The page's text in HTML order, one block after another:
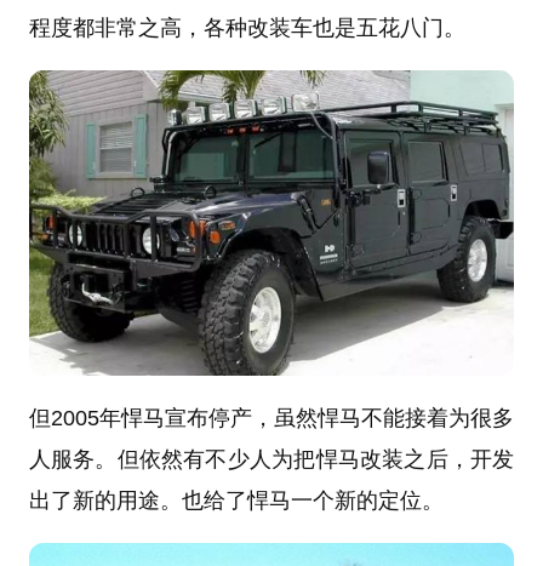
程度都非常之高，各种改装车也是五花八门。
但2005年悍马宣布停产，虽然悍马不能接着为很多
人服务。但依然有不少人为把悍马改装之后，开发
出了新的用途。也给了悍马一个新的定位。